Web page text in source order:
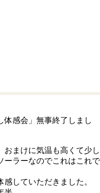
体感会」無事終了しまし
おまけに気温も高くて少し
ーラーなのでこれはこれで
していただきました。